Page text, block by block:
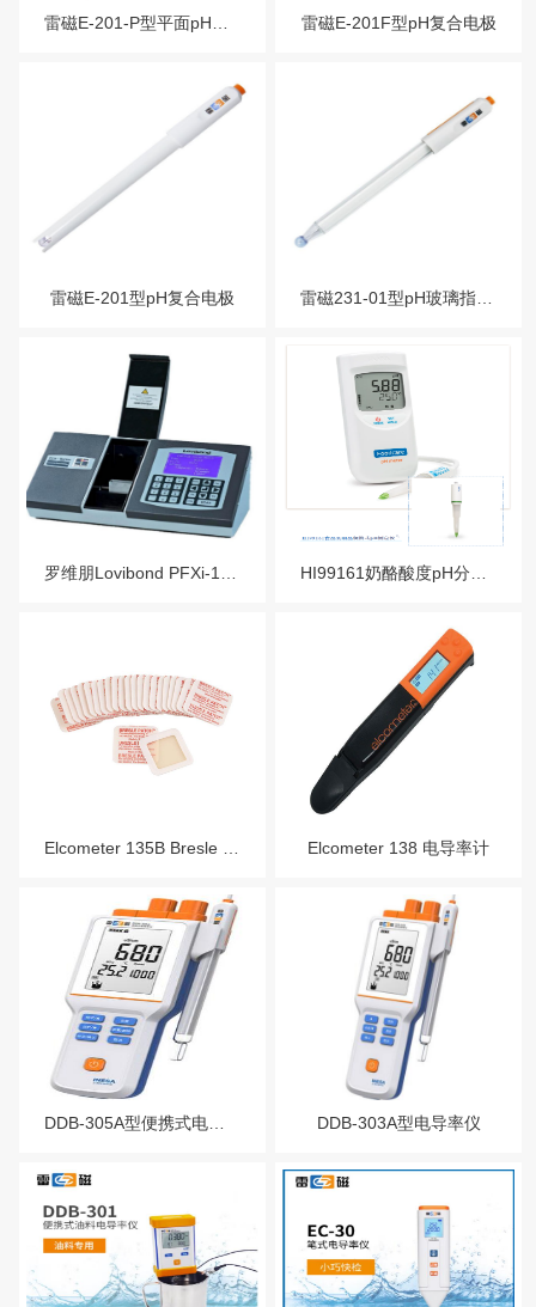
雷磁E-201F型pH复合电极
雷磁E-201型pH复合电极
Elcometer 138 电导率计
DDB-303A型电导率仪